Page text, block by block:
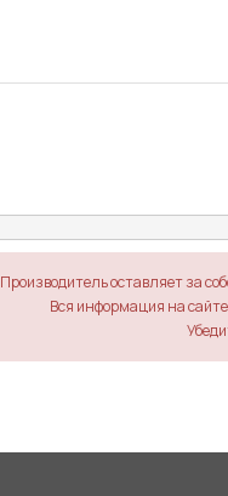
Производитель оставляет за
Вся информация на сайте